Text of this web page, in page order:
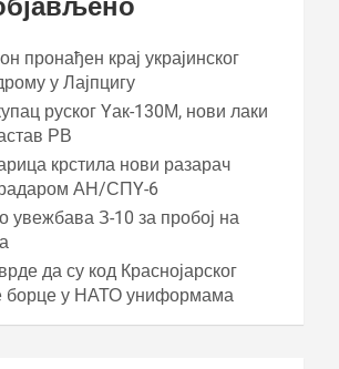
пронађен крај украјинског
у Лајпцигу
руског Yак-130М, нови лаки
РВ
крстила нови разарач
АН/СПY-6
увежбава З-10 за пробој на
да су код Краснојарског
борце у НАТО униформама